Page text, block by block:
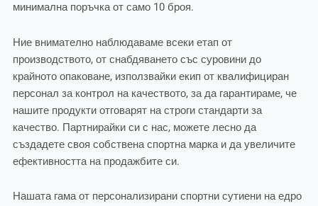
минимална поръчка от само 10 броя.
Ние внимателно наблюдаваме всеки етап от
производството, от снабдяването със суровини до
крайното опаковане, използвайки екип от квалифициран
персонал за контрол на качеството, за да гарантираме, че
нашите продукти отговарят на строги стандарти за
качество. Партнирайки си с нас, можете лесно да
създадете своя собствена спортна марка и да увеличите
ефективността на продажбите си.
Нашата гама от персонализирани спортни сутиени на едро